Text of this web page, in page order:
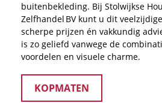
buitenbekleding. Bij Stolwijkse
Zelfhandel BV kunt u dit
scherpe prijzen én vakkundig
is zo geliefd vanwege de
voordelen en visuele charme.
KOPMATEN